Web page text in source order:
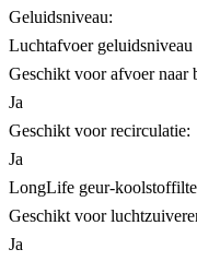
Geluidsniveau:
Luchtafvoer
Geschikt voor afvoer naar
Ja
Geschikt voor recirculatie:
Ja
LongLife geur-
Geschikt voor
Ja